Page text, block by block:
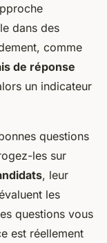
dans des
comme
de réponse
un indicateur
questions
les sur
, leur
les
questions vous
est réellement